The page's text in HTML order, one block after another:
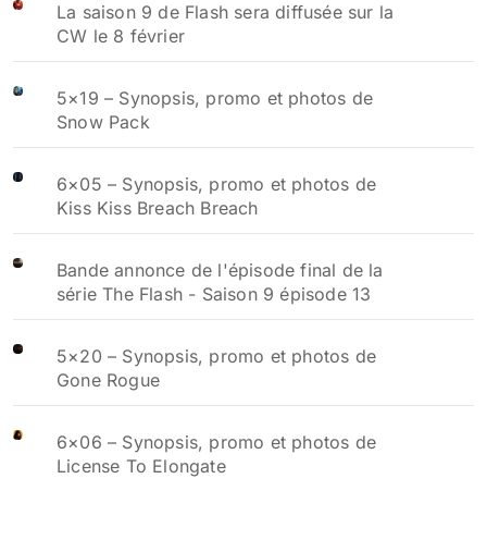
La saison 9 de Flash sera diffusée sur la
CW le 8 février
5×19 – Synopsis, promo et photos de
Snow Pack
6×05 – Synopsis, promo et photos de
Kiss Kiss Breach Breach
Bande annonce de l'épisode final de la
série The Flash - Saison 9 épisode 13
5×20 – Synopsis, promo et photos de
Gone Rogue
6×06 – Synopsis, promo et photos de
License To Elongate